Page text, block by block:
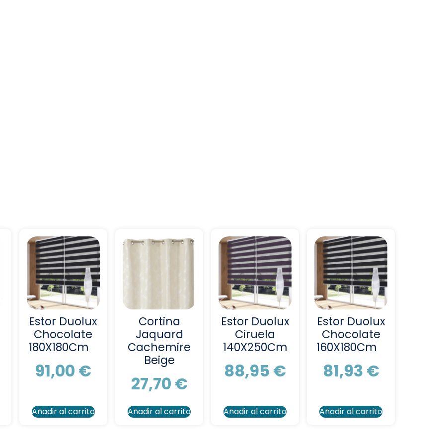
Estor Duolux
Chocolate
180X180Cm
91,00 €
Añadir al carrito
Cortina
Jaquard
Cachemire
Beige
27,70 €
Añadir al carrito
Estor Duolux
Ciruela
140X250Cm
88,95 €
Añadir al carrito
Estor Duolux
Chocolate
160X180Cm
81,93 €
Añadir al carrito